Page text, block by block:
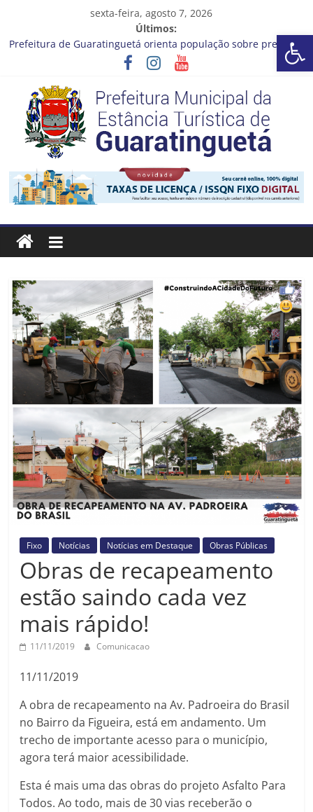
Barra de Ferramentas Aberta
sexta-feira, agosto 7, 2026
Últimos:
Prefeitura de Guaratinguetá orienta população sobre previsão
de ventos fortes e chuva entre os dias 6 e 8 de agosto
Cinema Pontos MIS | Programação de Agosto
Neste sábado (08), a Prefeitura de Guaratinguetá realiza mais
uma edição do programa “Sábado Saúde”
A Operação Cata Bagulho atenderá o seguinte bairro neste
sábado, (08)
Prefeitura
Estância
Turística
Guaratinguetá
Prefeitura
Estância
Turística
Guaratinguetá
Fixo Notícias Notícias em Destaque Obras Públicas
Obras de recapeamento
estão saindo cada vez
mais rápido!
11/11/2019 Comunicacao
11/11/2019
A obra de recapeamento na Av. Padroeira do Brasil
no Bairro da Figueira, está em andamento. Um
trecho de importante acesso para o município,
agora terá maior acessibilidade.
Esta é mais uma das obras do projeto Asfalto Para
Todos. Ao todo, mais de 30 vias receberão o